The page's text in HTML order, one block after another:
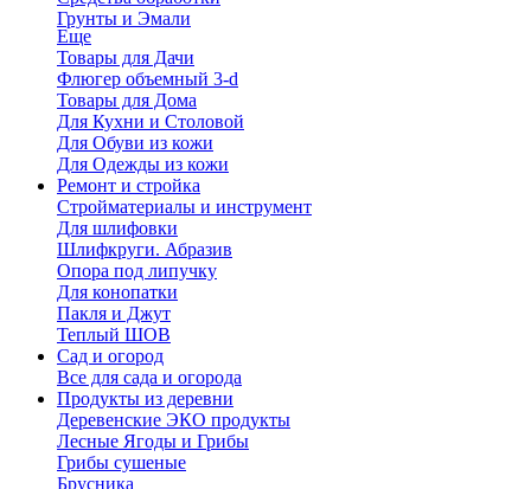
Грунты и Эмали
Еще
Товары для Дачи
Флюгер объемный 3-d
Товары для Дома
Для Кухни и Столовой
Для Обуви из кожи
Для Одежды из кожи
Ремонт и стройка
Стройматериалы и инструмент
Для шлифовки
Шлифкруги. Абразив
Опора под липучку
Для конопатки
Пакля и Джут
Теплый ШОВ
Сад и огород
Все для сада и огорода
Продукты из деревни
Деревенские ЭКО продукты
Лесные Ягоды и Грибы
Грибы сушеные
Брусника